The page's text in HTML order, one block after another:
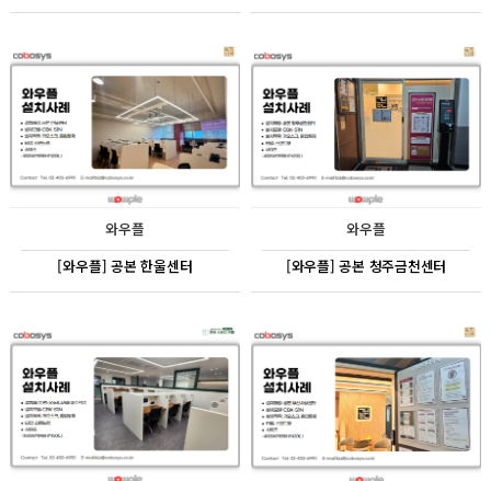
와우플
[와우플] 공본 한울센터
와우플
[와우플] 공본 청주금천센터